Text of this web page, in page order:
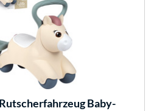
Baby-